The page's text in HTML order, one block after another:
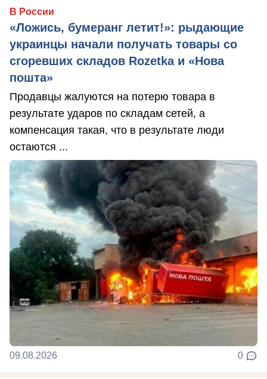
В России
«Ложись, бумеранг летит!»: рыдающие
украинцы начали получать товары со
сгоревших складов Rozetka и «Нова
пошта»
Продавцы жалуются на потерю товара в
результате ударов по складам сетей, а
компенсация такая, что в результате люди
остаются ...
09.08.2026 0